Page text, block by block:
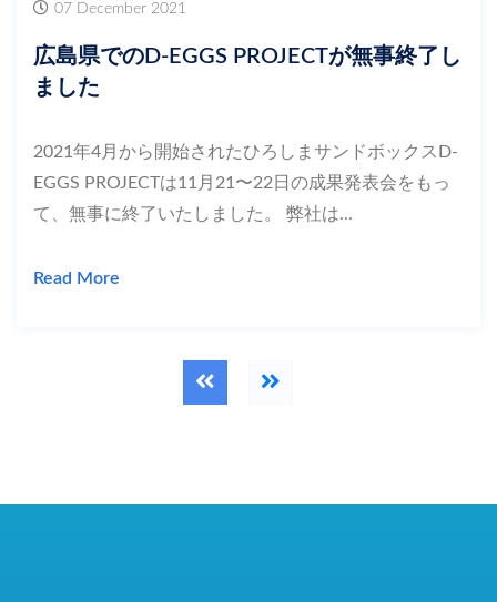
07 December 2021
広島県でのD-EGGS PROJECTが無事終了し
ました
2021年4月から開始されたひろしまサンドボックスD-
EGGS PROJECTは11月21〜22日の成果発表会をもっ
て、無事に終了いたしました。 弊社は...
Read More